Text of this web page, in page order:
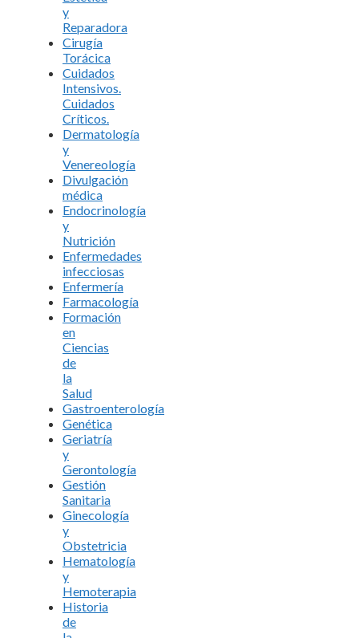
y
Reparadora
Cirugía
Torácica
Cuidados
Intensivos.
Cuidados
Críticos.
Dermatología
y
Venereología
Divulgación
médica
Endocrinología
y
Nutrición
Enfermedades
infecciosas
Enfermería
Farmacología
Formación
en
Ciencias
de
la
Salud
Gastroenterología
Genética
Geriatría
y
Gerontología
Gestión
Sanitaria
Ginecología
y
Obstetricia
Hematología
y
Hemoterapia
Historia
de